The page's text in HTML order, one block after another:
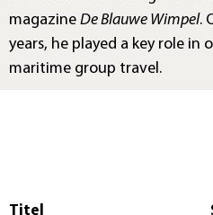
magazine De Blauwe Wimpel.
years, he played a key role in
maritime group travel.
Titel